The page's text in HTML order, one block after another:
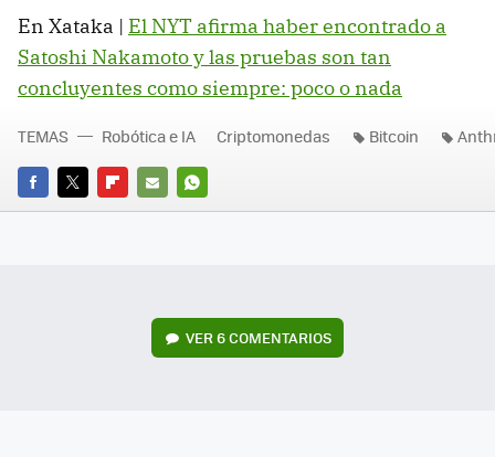
En Xataka | El NYT afirma haber encontrado a
Satoshi Nakamoto y las pruebas son tan
concluyentes como siempre: poco o nada
FACEBOOK
TWITTERFLIPBOARD
E-
WHATSAPP
TEMAS Robótica e IA Criptomonedas Bitcoin
VER6 COMENTARIOS